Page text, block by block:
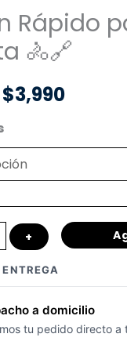
Rápido
🚴🔗
$3,990Rango
$2,990
$3,990
+
a domicilio
tu pedido directo a